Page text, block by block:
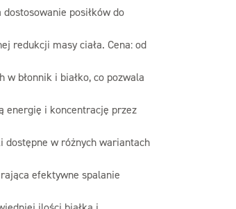
posiłków do
redukcji masy ciała. Cena: od
błonnik i białko, co pozwala
energię i koncentrację przez
dostępne w różnych wariantach
efektywne spalanie